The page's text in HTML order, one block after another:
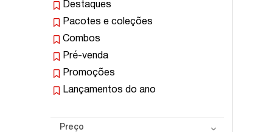
Destaques
Pacotes e coleções
Combos
Pré-venda
Promoções
Lançamentos do ano
Preço